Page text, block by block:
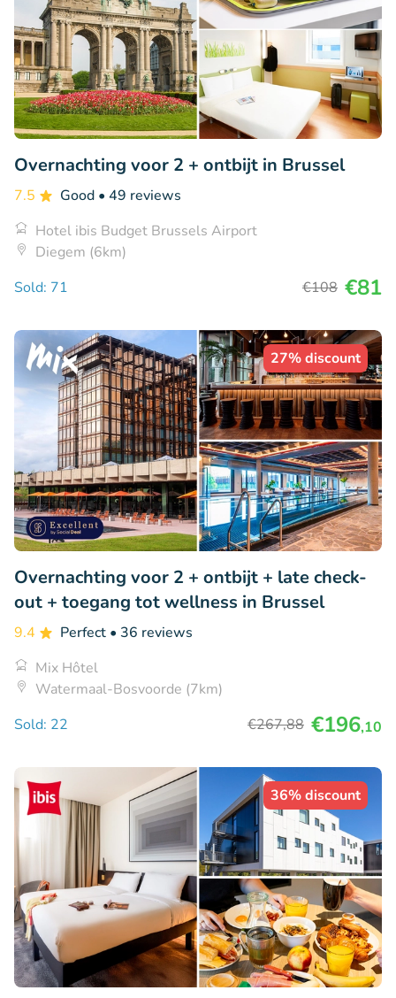
Overnachting voor 2 + ontbijt in Brussel
7.5 Good • 49 reviews
Hotel ibis Budget Brussels Airport
Diegem (6km)
Sold: 71
€108 €81
27% discount
Overnachting voor 2 + ontbijt + late check-
out + toegang tot wellness in Brussel
9.4 Perfect • 36 reviews
Mix Hôtel
Watermaal-Bosvoorde (7km)
Sold: 22
€267,88 €196,10
36% discount